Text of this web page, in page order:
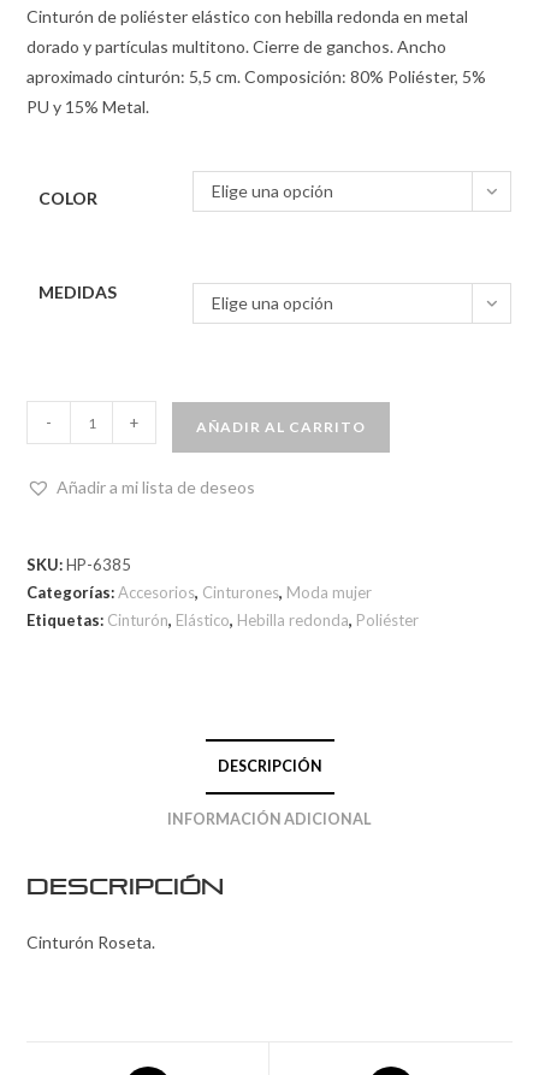
Cinturón de poliéster elástico con hebilla redonda en metal
dorado y partículas multitono. Cierre de ganchos. Ancho
aproximado cinturón: 5,5 cm. Composición: 80% Poliéster, 5%
PU y 15% Metal.
COLOR Elige una opción
MEDIDAS
Elige una opción
- + AÑADIR AL CARRITO
Añadir a mi lista de deseos
SKU:HP-6385
Categorías:Accesorios, Cinturones, Moda mujer
Etiquetas: Cinturón, Elástico, Hebilla redonda, Poliéster
DESCRIPCIÓN
INFORMACIÓN ADICIONAL
Descripción
Cinturón Roseta.